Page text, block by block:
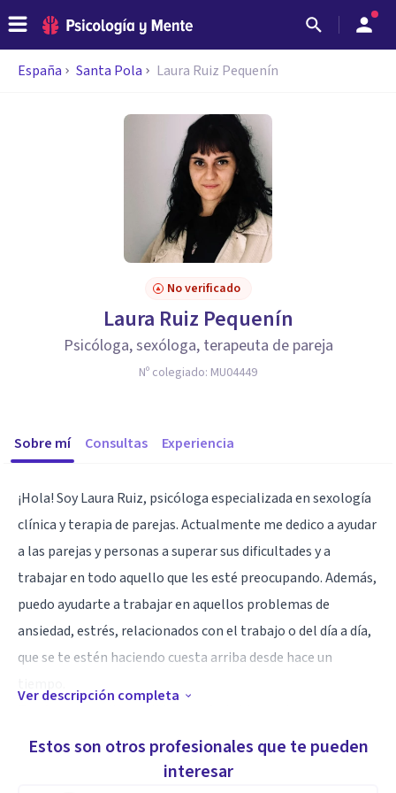
España Santa Pola Laura Ruiz Pequenín
No verificado
Laura Ruiz Pequenín
Psicóloga, sexóloga, terapeuta de pareja
Nº colegiado: MU04449
Sobre mí Consultas Experiencia
¡Hola! Soy Laura Ruiz, psicóloga especializada en sexología
clínica y terapia de parejas. Actualmente me dedico a ayudar
a las parejas y personas a superar sus dificultades y a
trabajar en todo aquello que les esté preocupando. Además,
puedo ayudarte a trabajar en aquellos problemas de
ansiedad, estrés, relacionados con el trabajo o del día a día,
que se te estén haciendo cuesta arriba desde hace un
trabajaremos según tus necesidades y en base a los
objetivos que vayamos marcando.
Ver descripción completa
Estos son otros profesionales que te pueden
interesar